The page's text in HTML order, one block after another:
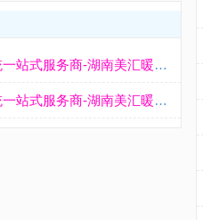
长沙中央空调公司_长沙家用中央空调_湖南格力中央空调|长沙地暖|采暖|新风|净水系统一站式服务商-湖南美汇暖通工程有限公司
长沙中央空调公司_长沙家用中央空调_湖南格力中央空调|长沙地暖|采暖|新风|净水系统一站式服务商-湖南美汇暖通工程有限公司